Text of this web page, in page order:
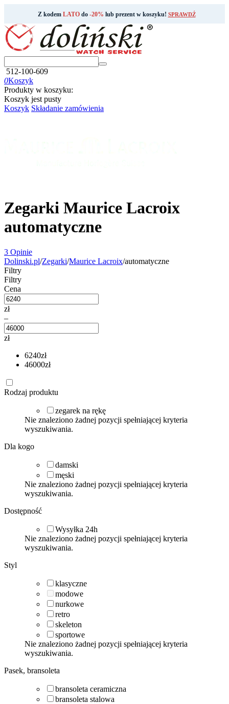
Z kodem LATOdo -20% lub prezent w koszyku! SPRAWDŹ
512-100-609
0Koszyk
Produkty w koszyku:
Koszyk jest pusty
Koszyk Składanie zamówienia
Zegarki Maurice Lacroix
automatyczne
3 Opinie
Dolinski.pl/Zegarki/Maurice Lacroix/automatyczne
Filtry
Filtry
Cena
zł
–
zł
6240zł
46000zł
Rodzaj produktu
zegarek na rękę
Nie znaleziono żadnej pozycji spełniającej kryteria
wyszukiwania.
Dla kogo
damski
męski
Nie znaleziono żadnej pozycji spełniającej kryteria
wyszukiwania.
Dostępność
Wysyłka 24h
Nie znaleziono żadnej pozycji spełniającej kryteria
wyszukiwania.
Styl
klasyczne
modowe
nurkowe
retro
skeleton
sportowe
Nie znaleziono żadnej pozycji spełniającej kryteria
wyszukiwania.
Pasek, bransoleta
bransoleta ceramiczna
bransoleta stalowa